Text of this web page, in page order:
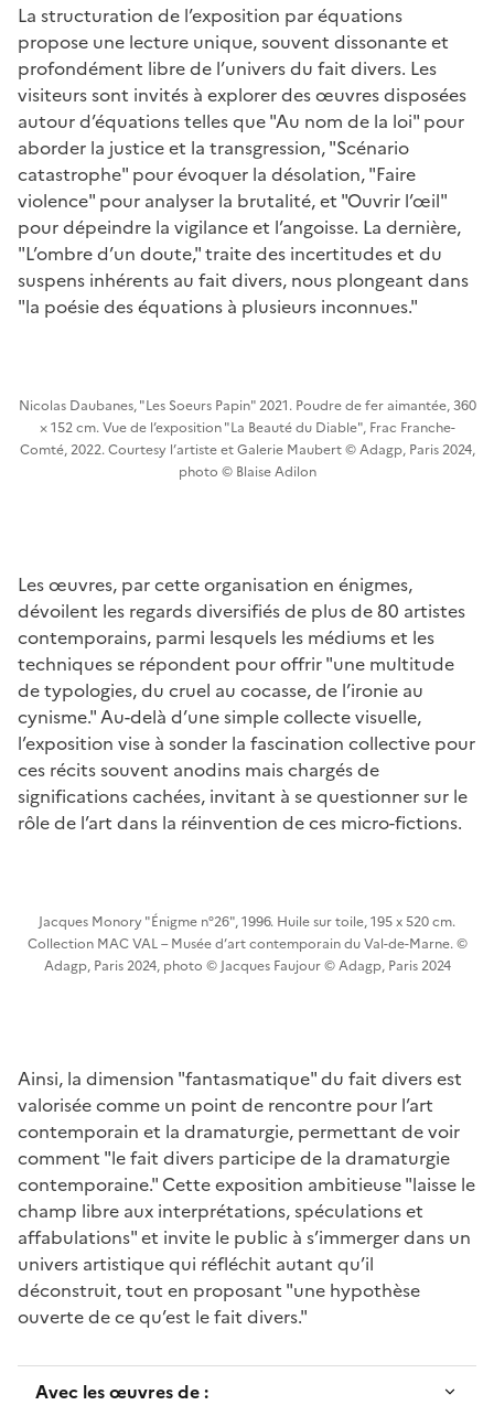
La structuration de l’exposition par équations
propose une lecture unique, souvent dissonante et
profondément libre de l’univers du fait divers. Les
visiteurs sont invités à explorer des œuvres disposées
autour d’équations telles que "Au nom de la loi" pour
aborder la justice et la transgression, "Scénario
catastrophe" pour évoquer la désolation, "Faire
violence" pour analyser la brutalité, et "Ouvrir l’œil"
pour dépeindre la vigilance et l’angoisse. La dernière,
"L’ombre d’un doute," traite des incertitudes et du
suspens inhérents au fait divers, nous plongeant dans
"la poésie des équations à plusieurs inconnues."
Nicolas Daubanes, "Les Soeurs Papin" 2021. Poudre de fer aimantée, 360
× 152 cm. Vue de l’exposition "La Beauté du Diable", Frac Franche-
Comté, 2022. Courtesy l’artiste et Galerie Maubert © Adagp, Paris 2024,
photo © Blaise Adilon
Les œuvres, par cette organisation en énigmes,
dévoilent les regards diversifiés de plus de 80 artistes
contemporains, parmi lesquels les médiums et les
techniques se répondent pour offrir "une multitude
de typologies, du cruel au cocasse, de l’ironie au
cynisme." Au-delà d’une simple collecte visuelle,
l’exposition vise à sonder la fascination collective pour
ces récits souvent anodins mais chargés de
significations cachées, invitant à se questionner sur le
rôle de l’art dans la réinvention de ces micro-fictions.
Jacques Monory "Énigme n°26", 1996. Huile sur toile, 195 x 520 cm.
Collection MAC VAL – Musée d’art contemporain du Val-de-Marne. ©
Adagp, Paris 2024, photo © Jacques Faujour © Adagp, Paris 2024
Ainsi, la dimension "fantasmatique" du fait divers est
valorisée comme un point de rencontre pour l’art
contemporain et la dramaturgie, permettant de voir
comment "le fait divers participe de la dramaturgie
contemporaine." Cette exposition ambitieuse "laisse le
champ libre aux interprétations, spéculations et
affabulations" et invite le public à s’immerger dans un
univers artistique qui réfléchit autant qu’il
déconstruit, tout en proposant "une hypothèse
ouverte de ce qu’est le fait divers."
Avec les œuvres de :